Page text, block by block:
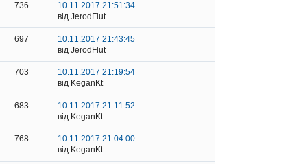
736
10.11.2017 21:51:34
від JerodFlut
697
10.11.2017 21:43:45
від JerodFlut
703
10.11.2017 21:19:54
від KeganKt
683
10.11.2017 21:11:52
від KeganKt
768
10.11.2017 21:04:00
від KeganKt